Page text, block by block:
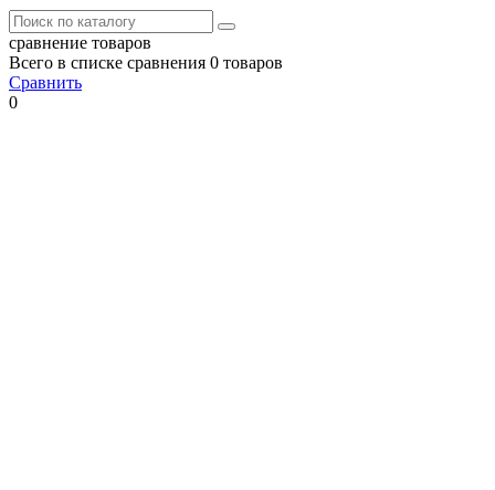
сравнение товаров
Всего в списке сравнения 0 товаров
Сравнить
0